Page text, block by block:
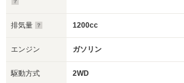
排気量 1200cc
エンジン ガソリン
駆動方式 2WD